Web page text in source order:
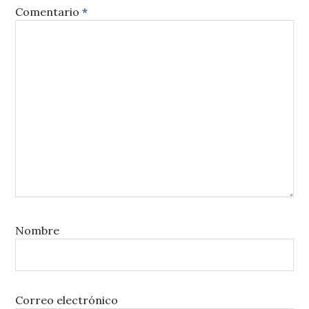
Comentario*
Nombre
Correo electrónico